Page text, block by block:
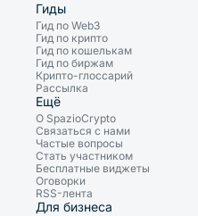
Гиды
Гид по Web3
Гид по крипто
Гид по кошелькам
Гид по биржам
Крипто-глоссарий
Рассылка
Ещё
О SpazioCrypto
Связаться с нами
Частые вопросы
Стать участником
Бесплатные виджеты
Оговорки
RSS-лента
Для бизнеса